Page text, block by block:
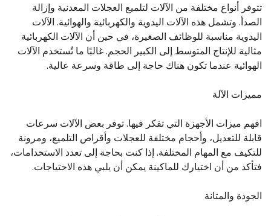
تتوفر أنواع مختلفة من الآلات لتلميع العجلات المعدنية وإزالة
الصدأ. وتشمل هذه الآلات اليدوية والكهربائية والهوائية. الآلات
اليدوية مناسبة للوظائف الصغيرة، في حين أن الآلات الكهربائية
مثالية للإنتاج المتوسط ​​إلى الكبير الحجم. غالبًا ما تُستخدم الآلات
الهوائية عندما تكون هناك حاجة إلى طاقة وسرعة عالية.
مميزات الآلة
افهم ميزات الأجهزة التي تفكر فيها. توفر بعض الآلات سرعات
قابلة للتعديل، وأحجام مختلفة للعجلات وأقراص التلميع، ومرونة
للتكيف مع المهام المختلفة. إذا كنت بحاجة إلى تعدد الاستخدامات،
فتأكد من أن اختيارك للماكينة يمكن أن يلبي هذه الاحتياجات.
الجودة والمتانة